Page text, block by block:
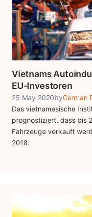
Vietnams
EU-Investoren
25 May 2020byGerman
Das vietnamesische
prognostiziert, dass bis
Fahrzeuge verkauft
2018.